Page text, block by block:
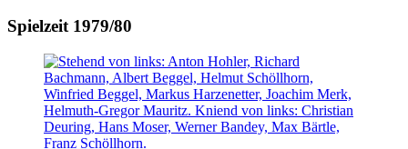
Spielzeit 1979/80